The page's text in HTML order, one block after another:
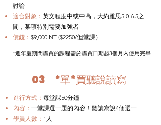
討論
​適合對象： 英文程度中或中高，大約雅思5.0-6.5之
間，某項特別需要加強者
價錢： $9,000 NT ($2250/但堂課）
*週年慶期間購買的課程需於購買日期起3個月內使用完畢
03 ​*單*買聽說讀寫
進行方式： 每堂課50分鐘
內容： 一堂課選一題的內容！聽讀寫說4個選一
學員人數： 1人